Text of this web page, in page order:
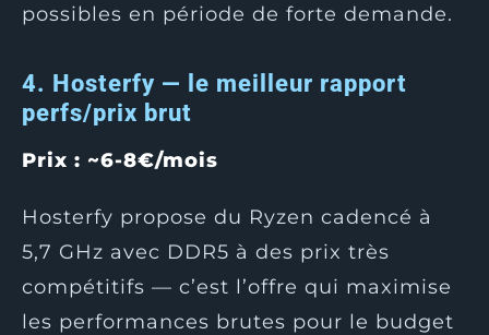
possibles en période de forte demande.
4. Hosterfy — le meilleur rapport
perfs/prix brut
Prix : ~6-8€/mois
Hosterfy propose du Ryzen cadencé à
5,7 GHz avec DDR5 à des prix très
compétitifs — c’est l’offre qui maximise
les performances brutes pour le budget